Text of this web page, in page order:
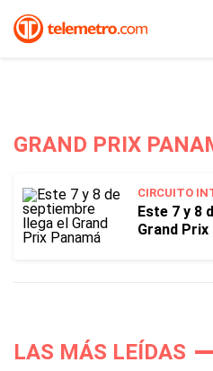
GRAND PRIX
CIRCUITO
Este 7 y 8
Grand Prix
LAS MÁS LEÍDAS